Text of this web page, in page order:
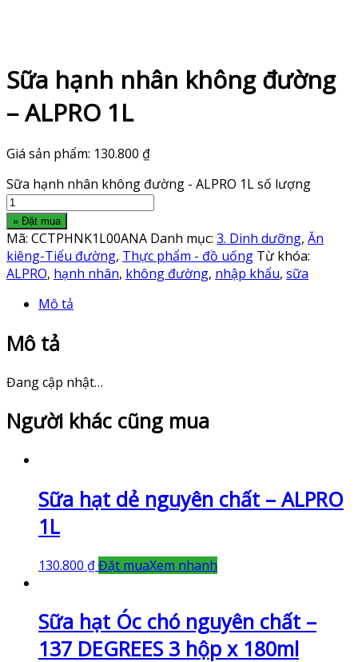
Sữa hạnh nhân không đường
– ALPRO 1L
Giá sản phẩm: 130.800 ₫
Sữa hạnh nhân không đường - ALPRO 1L số lượng
» Đặt mua
Mã: CCTPHNK1L00ANA Danh mục: 3. Dinh dưỡng, Ăn
kiêng-Tiểu đường, Thực phẩm - đồ uống Từ khóa:
ALPRO, hạnh nhân, không đường, nhập khẩu, sữa
Mô tả
Mô tả
Đang cập nhật…
Người khác cũng mua
Sữa hạt dẻ nguyên chất – ALPRO
1L
130.800 ₫Đặt muaXem nhanh
Sữa hạt Óc chó nguyên chất –
137 DEGREES 3 hộp x 180ml